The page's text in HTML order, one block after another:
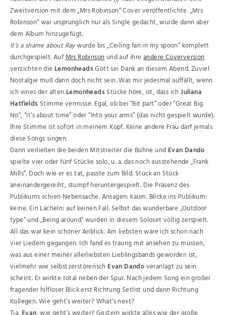
Zweitversion mit dem „Mrs Robinson“ Cover veröffentlichte. „Mrs
Robinson“ war ursprünglich nur als Single gedacht, wurde dann aber
dem Album hinzugefügt.
It’s a shame about Raywurde bis „Ceiling fan in my spoon“ komplett
durchgespielt. AufMrs Robinsonund auf ihreandere Coverversion
verzichten die LemonheadsGott sei Dank an diesem Abend. Zuviel
Nostalgie muß dann doch nicht sein. Was mir jedesmal auffällt, wenn
ich eines der alten Lemonheads Stücke höre, ist, dass ichJuliana
Hatfields Stimme vermisse. Egal, ob bei “Bit part” oder “Great Big
No”, “It’s about time” oder “Into your arms” (das nicht gespielt wurde).
Ihre Stimme ist sofort in meinem Kopf. Keine andere Frau darf jemals
diese Songs singen.
Dann verließen die beiden Mitstreiter die Bühne und Evan Dando
spielte vier oder fünf Stücke solo, u. a. das noch ausstehende „Frank
Mills“. Doch wie er es tat, passte zum Bild. Stück an Stück
aneinandergereiht, stumpf heruntergespielt. Die Präsenz des
Publikums schien Nebensache. Ansagen: kaum. Blicke ins Publikum:
keine. Ein Lächeln: auf keinen Fall. Selbst das wunderbare „Outdoor
type“ und „Being around“ wurden in diesem Soloset völlig zerspielt.
All das war kein schöner Anblick. Am liebsten wäre ich schon nach
vier Liedern gegangen. Ich fand es traurig mit ansehen zu müssen,
was aus einer meiner allerliebsten Lieblingsbands geworden ist,
vielmehr wie selbstzerstörerisch Evan Dandoveranlagt zu sein
scheint. Er wirkte total neben der Spur. Nach jedem Song ein großer
fragender hilfloser Blick erst Richtung Setlist und dann Richtung
Kollegen. Wie geht’s weiter? What’s next?